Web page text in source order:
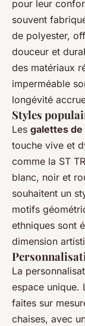
pour leur
souvent
de polyester,
douceur et
des matériaux
imperméable
longévité
Styles
Les galettes
touche vive et
comme la ST
blanc, noir et
souhaitent un
motifs
ethniques sont
dimension
La
espace unique.
faites sur
chaises, avec